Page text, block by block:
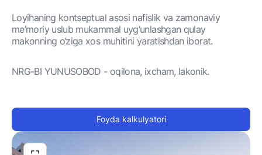
Loyihaning kontseptual asosi nafislik va zamonaviy
me’moriy uslub mukammal uyg‘unlashgan qulay
makonning o‘ziga xos muhitini yaratishdan iborat.
NRG-BI YUNUSOBOD - oqilona, ixcham, lakonik.
Foyda kalkulyatori